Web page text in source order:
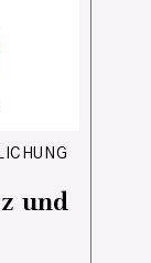
und